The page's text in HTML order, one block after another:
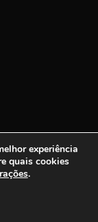
experiência
quais cookies
.